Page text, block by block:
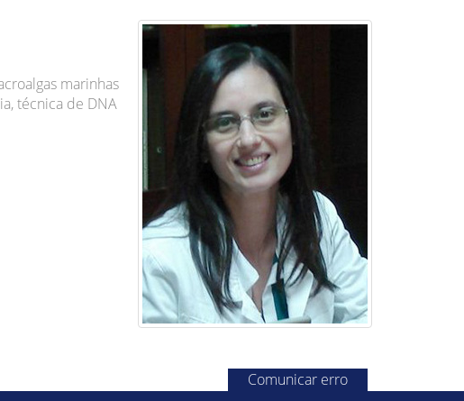
marinhas
técnica de DNA
Comunicar erro